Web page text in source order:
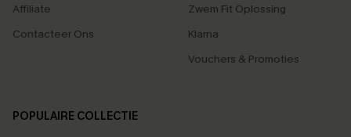
Affiliate
Contacteer Ons
Zwem Fit Oplossing
Klarna
Vouchers & Promoties
POPULAIRE COLLECTIE